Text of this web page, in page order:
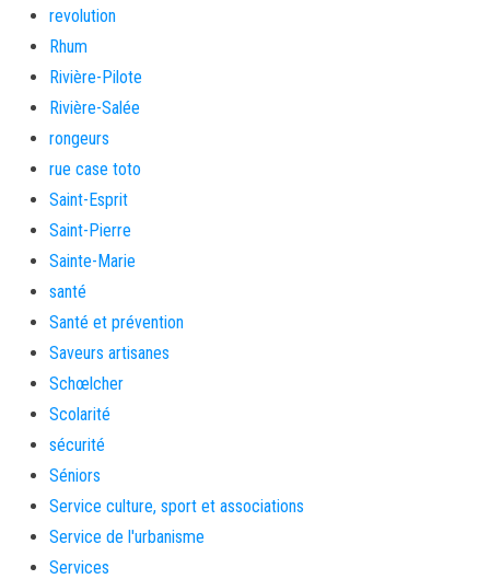
revolution
Rhum
Rivière-Pilote
Rivière-Salée
rongeurs
rue case toto
Saint-Esprit
Saint-Pierre
Sainte-Marie
santé
Santé et prévention
Saveurs artisanes
Schœlcher
Scolarité
sécurité
Séniors
Service culture, sport et associations
Service de l'urbanisme
Services